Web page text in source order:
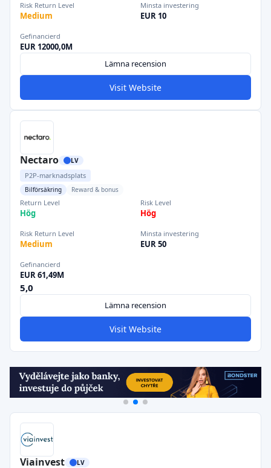
Risk Return Level
Medium
Minsta investering
EUR 10
Gefinancierd
EUR 12000,0M
Lämna recension
Visit Website
Nectaro LV
P2P-marknadsplats
Bilförsäkring Reward & bonus
Return Level
Hög
Risk Level
Hög
Risk Return Level
Medium
Minsta investering
EUR 50
Gefinancierd
EUR 61,49M
5,0
Lämna recension
Visit Website
Viainvest LV